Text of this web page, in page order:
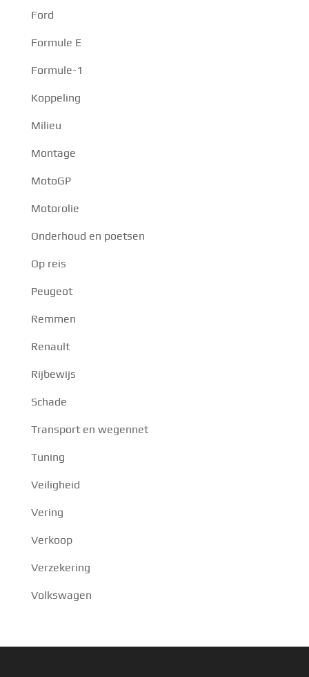
Ford
Formule E
Formule-1
Koppeling
Milieu
Montage
MotoGP
Motorolie
Onderhoud en poetsen
Op reis
Peugeot
Remmen
Renault
Rijbewijs
Schade
Transport en wegennet
Tuning
Veiligheid
Vering
Verkoop
Verzekering
Volkswagen